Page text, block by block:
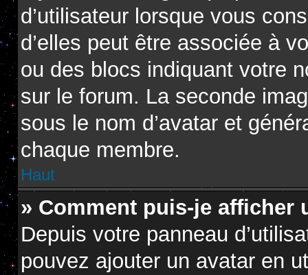
d’utilisateur lorsque vous
d’elles peut être associée à
ou des blocs indiquant votre
sur le forum. La seconde
sous le nom d’avatar et
chaque membre.
Haut
» Comment puis-je afficher
Depuis votre panneau
pouvez ajouter un avatar en